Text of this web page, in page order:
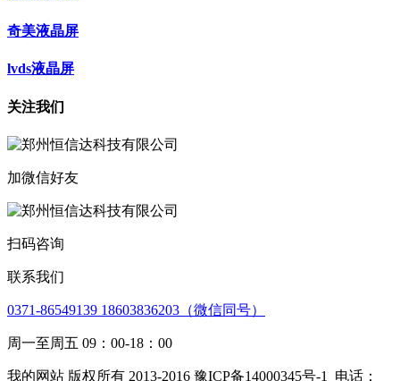
奇美液晶屏
lvds液晶屏
关注我们
加微信好友
扫码咨询
联系我们
0371-86549139 18603836203（微信同号）
周一至周五 09：00-18：00
我的网站 版权所有 2013-2016 豫ICP备14000345号-1 电话：